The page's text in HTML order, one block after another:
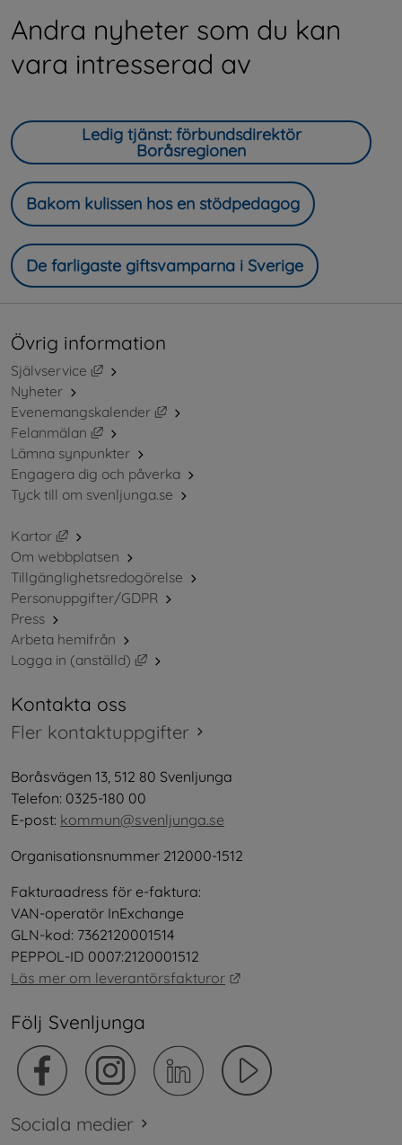
Andra nyheter som du kan
vara intresserad av
Ledig tjänst: förbundsdirektör
Boråsregionen
Bakom kulissen hos en stödpedagog
De farligaste giftsvamparna i Sverige
Övrig information
Självservice
Länk till annan webbplats, öppnas i nytt fönster.
Nyheter
Evenemangskalender
Länk till annan webbplats, öppnas i
Felanmälan
Länk till annan webbplats, öppnas i nytt fönster.
Lämna synpunkter
Engagera dig och påverka
Tyck till om svenljunga.se
Kartor
Länk till annan webbplats, öppnas i nytt fönster.
Om webbplatsen
Tillgänglighetsredogörelse
Personuppgifter/GDPR
Press
Arbeta hemifrån
Logga in (anställd)
Länk till annan webbplats, öppnas i nytt
Kontakta oss
Fler kontaktuppgifter
Boråsvägen 13, 512 80 Svenljunga
Telefon: 0325-180 00
E-post: kommun@svenljunga.se
Organisationsnummer 212000-1512
Fakturaadress för e-faktura:
VAN-operatör InExchange
GLN-kod: 7362120001514
PEPPOL-ID 0007:2120001512
Läs mer om leverantörsfakturor
Följ Svenljunga
Sociala medier